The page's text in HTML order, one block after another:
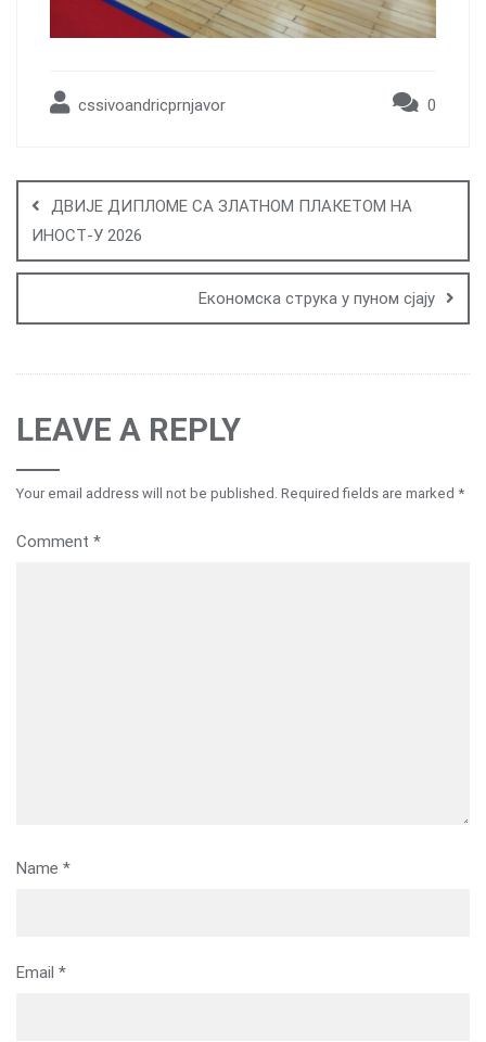
cssivoandricprnjavor 0
navigation
ДВИЈЕ ДИПЛОМЕ СА ЗЛАТНОМ ПЛАКЕТОМ НА
ИНОСТ-У 2026
Економска струка у пуном сјају
LEAVE A REPLY
Your email address will not be published. Required fields are marked *
Comment *
Name *
Email *